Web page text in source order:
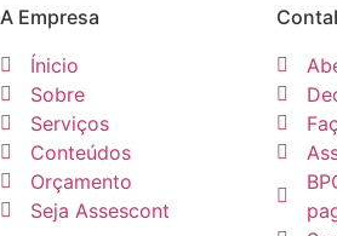
A Empresa
Ínicio
Sobre
Serviços
Conteúdos
Orçamento
Seja Assescont